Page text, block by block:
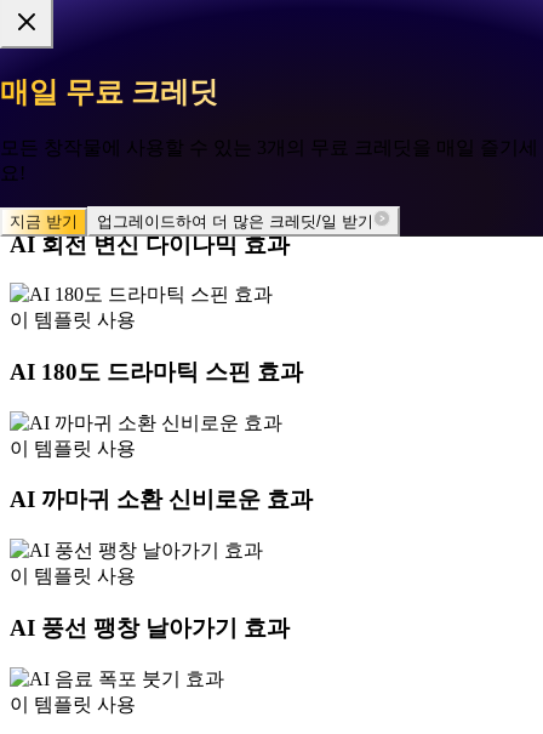
AI 회전 변신 다이나믹 효과
이 템플릿 사용
AI 180도 드라마틱 스핀 효과
이 템플릿 사용
AI 까마귀 소환 신비로운 효과
이 템플릿 사용
AI 풍선 팽창 날아가기 효과
이 템플릿 사용
매일 무료 크레딧
모든 창작물에 사용할 수 있는 3개의 무료 크레딧을 매일 즐기세
요!
지금 받기 업그레이드하여 더 많은 크레딧/일 받기
매일 무료 크레딧
모든 창작물에 사용할 수 있는 3개의 무료 크레딧을 매일 즐기세
요!
지금 받기 업그레이드하여 더 많은 크레딧/일 받기